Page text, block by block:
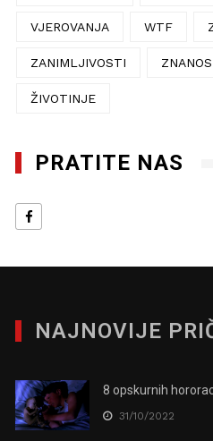
VJEROVANJA WTF
ZANIMLJIVOSTI
ŽIVOTINJE
PRATITE NAS
NAJNOVIJE
8 opskurnih
31/10/2022